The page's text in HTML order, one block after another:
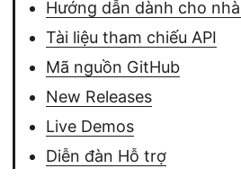
Hướng dẫn dành cho
Tài liệu tham chiếu API
Mã nguồn GitHub
New Releases
Live Demos
Diễn đàn Hỗ trợ